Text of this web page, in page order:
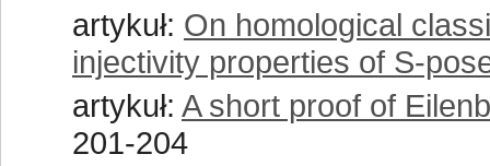
artykuł: On homological
injectivity properties of S-
artykuł: A short proof of
201-204